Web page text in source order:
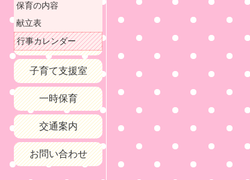
保育の内容
献立表
行事カレンダー
子育て支援室
一時保育
交通案内
お問い合わせ